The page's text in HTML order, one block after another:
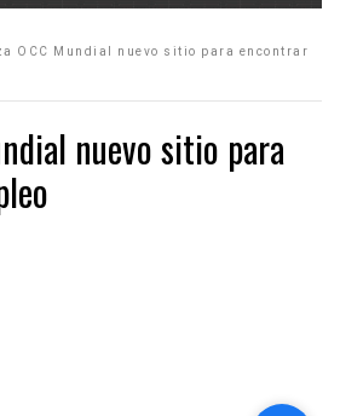
OCC Mundial nuevo sitio para encontrar
nuevo sitio para